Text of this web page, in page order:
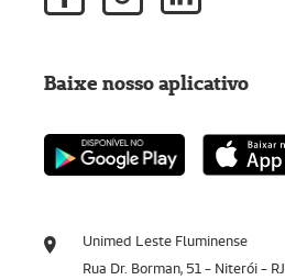
Unimed Leste Fluminense
Rua Dr. Borman, 51 - Niterói - RJ
Baixe nosso aplicativo